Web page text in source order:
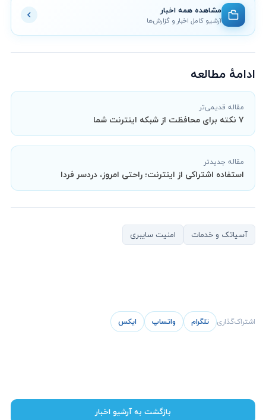
مشاهده همه اخبار
آرشیو کامل اخبار و گزارش‌ها
ادامهٔ مطالعه
مقاله قدیمی‌تر
۷ نکته برای محافظت از شبکه اینترنت شما
مقاله جدیدتر
استفاده اشتراکی از اینترنت؛ راحتی امروز، دردسر فردا
آسیاتک و خدمات امنیت سایبری
اشتراک‌گذاری تلگرام واتساپ ایکس
بازگشت به آرشیو اخبار